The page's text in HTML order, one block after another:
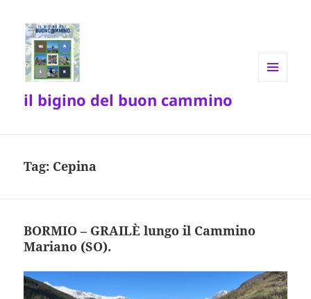
il bigino del buon cammino
Tag: Cepina
BORMIO – GRAILÈ lungo il Cammino
Mariano (SO).